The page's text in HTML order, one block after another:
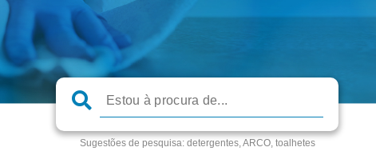
Sugestões de pesquisa:detergentes, ARCO, toalhetes